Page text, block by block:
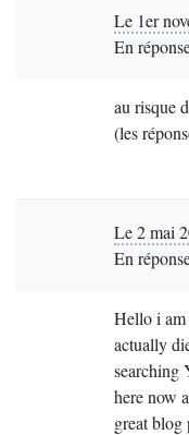
Le 1er
En
au risque
(les
Le 2 mai
En
Hello i am
actually
searching
here now
great